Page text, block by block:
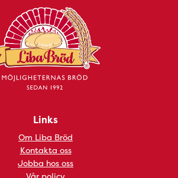
Links
Om Liba Bröd
Kontakta oss
Jobba hos oss